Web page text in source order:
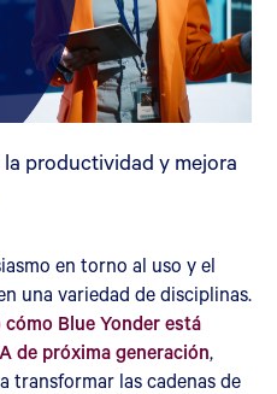
productividad y mejora
en torno al uso y el
una variedad de disciplinas.
Blue Yonder está
de próxima generación,
transformar las cadenas de